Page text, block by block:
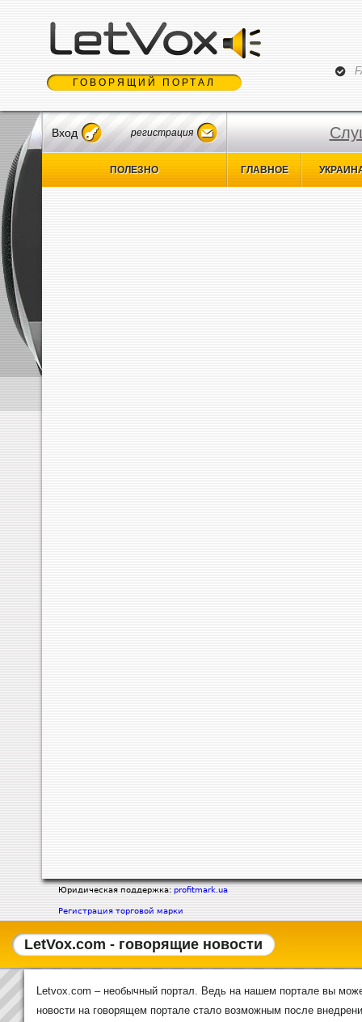
ГОВОРЯЩИЙ ПОРТАЛ
Вход регистрация
ПОЛЕЗНО ГЛАВНОЕ
Юридическая поддержка: profitmark.ua
Регистрация торговой марки
LetVox.com - говорящие новости
Letvox.com – необычный портал. Ведь на нашем портале вы
новости на говорящем портале стало возможным после